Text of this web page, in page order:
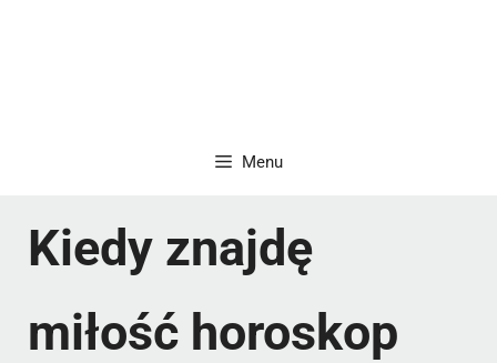
Menu
Kiedy znajdę
miłość horoskop